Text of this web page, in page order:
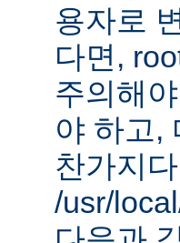
용자로
다면,
주의해
야 하고,
찬가지
/usr/